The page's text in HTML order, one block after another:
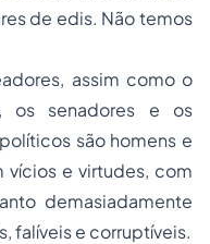
de edis. Não temos
assim como o
os senadores e os
são homens e
vícios e virtudes, com
demasiadamente
falíveis e corruptíveis.